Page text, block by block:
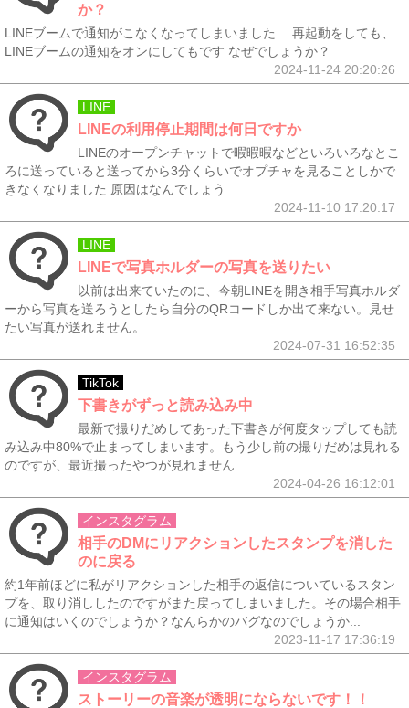
か？
LINEブームで通知がこなくなってしまいました… 再起動をしても、
LINEブームの通知をオンにしてもです なぜでしょうか？
2024-11-24 20:20:26
LINE
LINEの利用停止期間は何日ですか
LINEのオープンチャットで暇暇暇などといろいろなとこ
ろに送っていると送ってから3分くらいでオプチャを見ることしかで
きなくなりました 原因はなんでしょう
2024-11-10 17:20:17
LINE
LINEで写真ホルダーの写真を送りたい
以前は出来ていたのに、今朝LINEを開き相手写真ホルダ
ーから写真を送ろうとしたら自分のQRコードしか出て来ない。見せ
たい写真が送れません。
2024-07-31 16:52:35
TikTok
下書きがずっと読み込み中
最新で撮りだめしてあった下書きが何度タップしても読
み込み中80%で止まってしまいます。もう少し前の撮りだめは見れる
のですが、最近撮ったやつが見れません
2024-04-26 16:12:01
インスタグラム
相手のDMにリアクションしたスタンプを消した
のに戻る
約1年前ほどに私がリアクションした相手の返信についているスタン
プを、取り消ししたのですがまた戻ってしまいました。その場合相手
に通知はいくのでしょうか？なんらかのバグなのでしょうか...
2023-11-17 17:36:19
インスタグラム
ストーリーの音楽が透明にならないです！！